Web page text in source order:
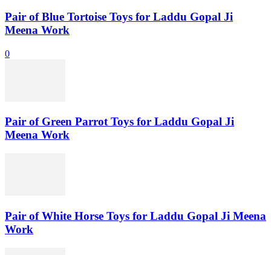
Pair of Blue Tortoise Toys for Laddu Gopal Ji
Meena Work
0
Pair of Green Parrot Toys for Laddu Gopal Ji
Meena Work
Pair of White Horse Toys for Laddu Gopal Ji Meena
Work